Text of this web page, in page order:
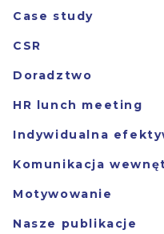
Case study
CSR
Doradztwo
HR lunch meeting
Indywidualna
Komunikacja
Motywowanie
Nasze publikacje